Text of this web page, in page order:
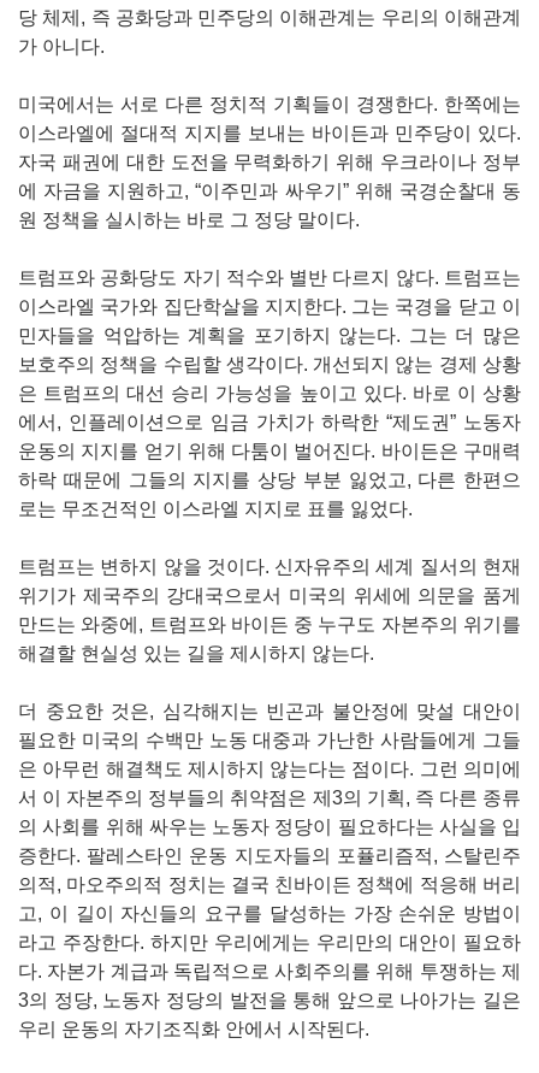
당 체제, 즉 공화당과 민주당의 이해관계는 우리의 이해관계
가 아니다.
미국에서는 서로 다른 정치적 기획들이 경쟁한다. 한쪽에는
이스라엘에 절대적 지지를 보내는 바이든과 민주당이 있다.
자국 패권에 대한 도전을 무력화하기 위해 우크라이나 정부
에 자금을 지원하고, “이주민과 싸우기” 위해 국경순찰대 동
원 정책을 실시하는 바로 그 정당 말이다.
트럼프와 공화당도 자기 적수와 별반 다르지 않다. 트럼프는
이스라엘 국가와 집단학살을 지지한다. 그는 국경을 닫고 이
민자들을 억압하는 계획을 포기하지 않는다. 그는 더 많은
보호주의 정책을 수립할 생각이다. 개선되지 않는 경제 상황
은 트럼프의 대선 승리 가능성을 높이고 있다. 바로 이 상황
에서, 인플레이션으로 임금 가치가 하락한 “제도권” 노동자
운동의 지지를 얻기 위해 다툼이 벌어진다. 바이든은 구매력
하락 때문에 그들의 지지를 상당 부분 잃었고, 다른 한편으
로는 무조건적인 이스라엘 지지로 표를 잃었다.
트럼프는 변하지 않을 것이다. 신자유주의 세계 질서의 현재
위기가 제국주의 강대국으로서 미국의 위세에 의문을 품게
만드는 와중에, 트럼프와 바이든 중 누구도 자본주의 위기를
해결할 현실성 있는 길을 제시하지 않는다.
더 중요한 것은, 심각해지는 빈곤과 불안정에 맞설 대안이
필요한 미국의 수백만 노동 대중과 가난한 사람들에게 그들
은 아무런 해결책도 제시하지 않는다는 점이다. 그런 의미에
서 이 자본주의 정부들의 취약점은 제3의 기획, 즉 다른 종류
의 사회를 위해 싸우는 노동자 정당이 필요하다는 사실을 입
증한다. 팔레스타인 운동 지도자들의 포퓰리즘적, 스탈린주
의적, 마오주의적 정치는 결국 친바이든 정책에 적응해 버리
고, 이 길이 자신들의 요구를 달성하는 가장 손쉬운 방법이
라고 주장한다. 하지만 우리에게는 우리만의 대안이 필요하
다. 자본가 계급과 독립적으로 사회주의를 위해 투쟁하는 제
3의 정당, 노동자 정당의 발전을 통해 앞으로 나아가는 길은
우리 운동의 자기조직화 안에서 시작된다.